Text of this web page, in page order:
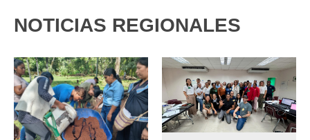
NOTICIAS REGIONALES